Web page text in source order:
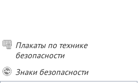
Плакаты по технике
безопасности
Знаки безопасности